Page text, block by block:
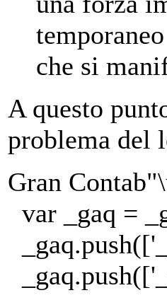
che si
A questo
problema del
Gran
var _gaq =